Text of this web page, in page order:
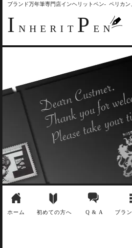
ブランド万年筆専門店インヘリットペン- ペリカ
I NHERIT P EN
ホーム 初めての方へ Q & A ブラ